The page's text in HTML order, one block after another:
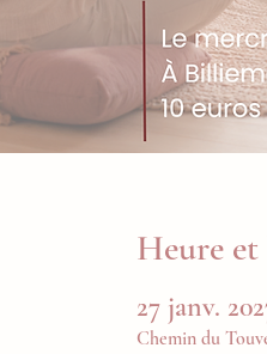
Heure
27 janv.
Chemin du